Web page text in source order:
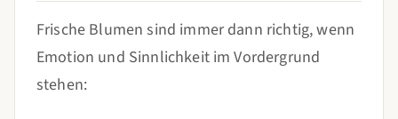
Frische Blumen sind immer dann richtig, wenn
Emotion und Sinnlichkeit im Vordergrund
stehen: